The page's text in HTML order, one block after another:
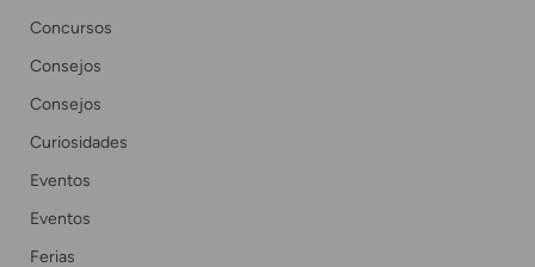
Concursos
Consejos
Consejos
Curiosidades
Eventos
Eventos
Ferias